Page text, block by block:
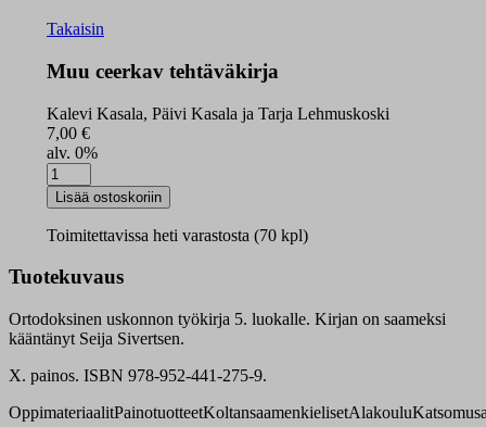
Takaisin
Muu ceerkav tehtäväkirja
Kalevi Kasala, Päivi Kasala ja Tarja Lehmuskoski
7,00 €
alv. 0%
Muu
ceerkav
tehtäväkirja
määrä
Lisää ostoskoriin
Toimitettavissa heti varastosta (70 kpl)
Tuotekuvaus
Ortodoksinen uskonnon työkirja 5. luokalle. Kirjan on saameksi
kääntänyt Seija Sivertsen.
X. painos. ISBN 978-952-441-275-9.
OppimateriaalitPainotuotteetKoltansaamenkielisetAlakoulu